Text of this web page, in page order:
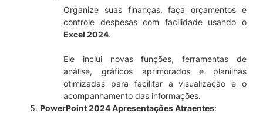
Organize suas finanças, faça orçamentos e
controle despesas com facilidade usando o
Excel 2024.
Ele inclui novas funções, ferramentas de
análise, gráficos aprimorados e planilhas
otimizadas para facilitar a visualização e o
acompanhamento das informações.
PowerPoint 2024 Apresentações Atraentes: